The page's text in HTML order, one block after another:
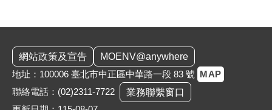
網站政策及宣告
MOENV@anywhere
地址：100006 臺北市中正區中華路一段 83 號 MAP
聯絡電話： (02)2311-7722
業務聯繫窗口